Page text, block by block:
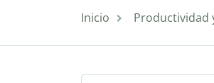
Inicio Productividad